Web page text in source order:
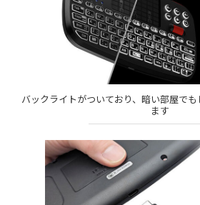
バックライトがついており、暗い部屋で
ます